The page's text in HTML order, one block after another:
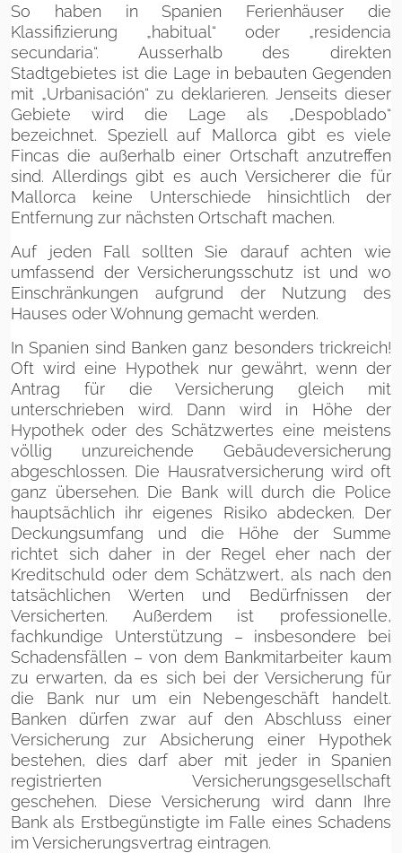
So haben in Spanien Ferienhäuser die
Klassifizierung „habitual“ oder „residencia
secundaria“. Ausserhalb des direkten
Stadtgebietes ist die Lage in bebauten Gegenden
mit „Urbanisación“ zu deklarieren. Jenseits dieser
Gebiete wird die Lage als „Despoblado“
bezeichnet. Speziell auf Mallorca gibt es viele
Fincas die außerhalb einer Ortschaft anzutreffen
sind. Allerdings gibt es auch Versicherer die für
Mallorca keine Unterschiede hinsichtlich der
Entfernung zur nächsten Ortschaft machen.
Auf jeden Fall sollten Sie darauf achten wie
umfassend der Versicherungsschutz ist und wo
Einschränkungen aufgrund der Nutzung des
Hauses oder Wohnung gemacht werden.
In Spanien sind Banken ganz besonders trickreich!
Oft wird eine Hypothek nur gewährt, wenn der
Antrag für die Versicherung gleich mit
unterschrieben wird. Dann wird in Höhe der
Hypothek oder des Schätzwertes eine meistens
völlig unzureichende Gebäudeversicherung
abgeschlossen. Die Hausratversicherung wird oft
ganz übersehen. Die Bank will durch die Police
hauptsächlich ihr eigenes Risiko abdecken. Der
Deckungsumfang und die Höhe der Summe
richtet sich daher in der Regel eher nach der
Kreditschuld oder dem Schätzwert, als nach den
tatsächlichen Werten und Bedürfnissen der
Versicherten. Außerdem ist professionelle,
fachkundige Unterstützung – insbesondere bei
Schadensfällen – von dem Bankmitarbeiter kaum
zu erwarten, da es sich bei der Versicherung für
die Bank nur um ein Nebengeschäft handelt.
Banken dürfen zwar auf den Abschluss einer
Versicherung zur Absicherung einer Hypothek
bestehen, dies darf aber mit jeder in Spanien
registrierten Versicherungsgesellschaft
geschehen. Diese Versicherung wird dann Ihre
Bank als Erstbegünstigte im Falle eines Schadens
im Versicherungsvertrag eintragen.